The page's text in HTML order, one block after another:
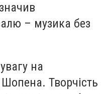
– музика без
на
Шопена. Творчість